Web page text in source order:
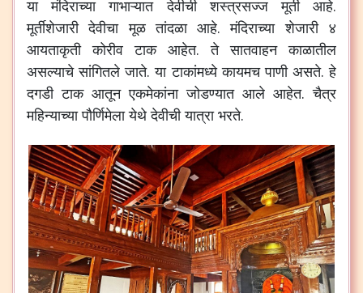
या
मंदिराच्या गाभाऱ्यात देवीची शस्त्रसज्ज मूर्ती आहे.
मूर्तीशेजारी देवीचा मूळ तांदळा आहे.मंदिराच्या शेजारी ४
आयताकृती कोरीव टाक आहेत.ते सातवाहन काळातील
असल्याचे सांगितले जाते.या टाकांमध्ये कायमच पाणी असते.हे
दगडी टाक आतून एकमेकांना जोडण्यात आले आहेत.चैत्र
महिन्याच्या पौर्णिमेला येथे देवीची यात्रा भरते.